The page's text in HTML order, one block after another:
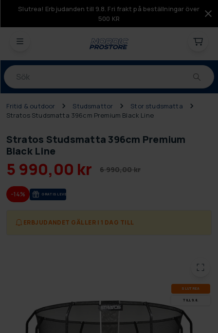
Slutrea! Erbjudanden till 9.8. Fri frakt på beställningar över
500 KR
Produkter
Fritid & outdoor Studsmattor
Stor studsmatta
Stratos Studsmatta 396cm Premium Black Line
Stratos Studsmatta 396cm Premium
Black Line
5 990,00 kr 6 990,00 kr
-14% GRA­TIS LE­VE­RANS
ERBJUDANDET GÄLLER I 1 DAG TILL
SLUT­REA
TILL 9.8.